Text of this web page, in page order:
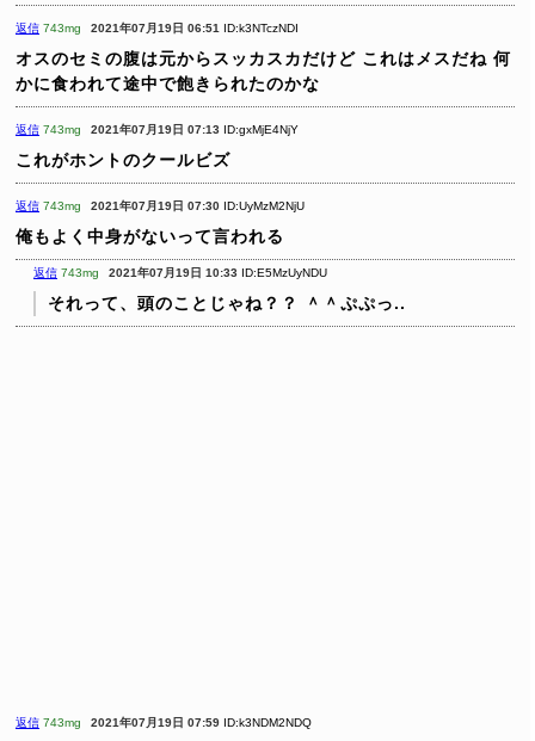
返信 743mg 2021年07月19日 06:51 ID:k3NTczNDI
オスのセミの腹は元からスッカスカだけど これはメスだね 何
かに食われて途中で飽きられたのかな
返信 743mg 2021年07月19日 07:13 ID:gxMjE4NjY
これがホントのクールビズ
返信 743mg 2021年07月19日 07:30 ID:UyMzM2NjU
俺もよく中身がないって言われる
返信 743mg 2021年07月19日 10:33 ID:E5MzUyNDU
それって、頭のことじゃね？？ ＾＾ぷぷっ..
返信 743mg 2021年07月19日 07:59 ID:k3NDM2NDQ